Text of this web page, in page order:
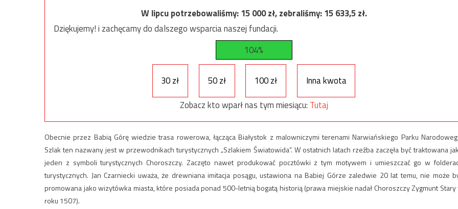
W lipcu potrzebowaliśmy:15 000zł, zebraliśmy:15 633,5zł.
Dziękujemy! i zachęcamy do dalszego wsparcia naszej fundacji.
104%
30 zł 50 zł 100 zł
Inna kwota
Zobacz kto wparł nas tym miesiącu: Tutaj
Obecnie przez Babią Górę wiedzie trasa rowerowa, łącząca Białystok z malowniczymi terenami Narwiańskiego Parku
Szlak ten nazwany jest w przewodnikach turystycznych „Szlakiem Światowida”. W ostatnich latach rzeźba zaczęła być traktowana
jeden z symboli turystycznych Choroszczy. Zaczęto nawet produkować pocztówki z tym motywem i umieszczać go w
turystycznych. Jan Czarniecki uważa, że drewniana imitacja posągu, ustawiona na Babiej Górze zaledwie 20 lat temu, nie może
promowana jako wizytówka miasta, które posiada ponad 500-letnią bogatą historią (prawa miejskie nadał Choroszczy Zygmunt Stary
roku 1507).